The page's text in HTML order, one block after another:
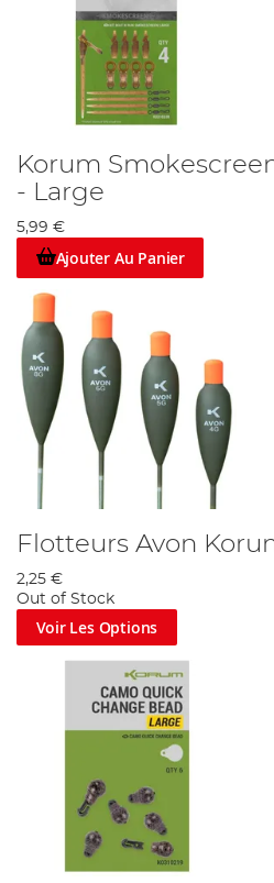
Korum
- Large
5,99 €
Ajouter Au Panier
Flotteurs Avon
2,25 €
Out of Stock
Voir Les Options